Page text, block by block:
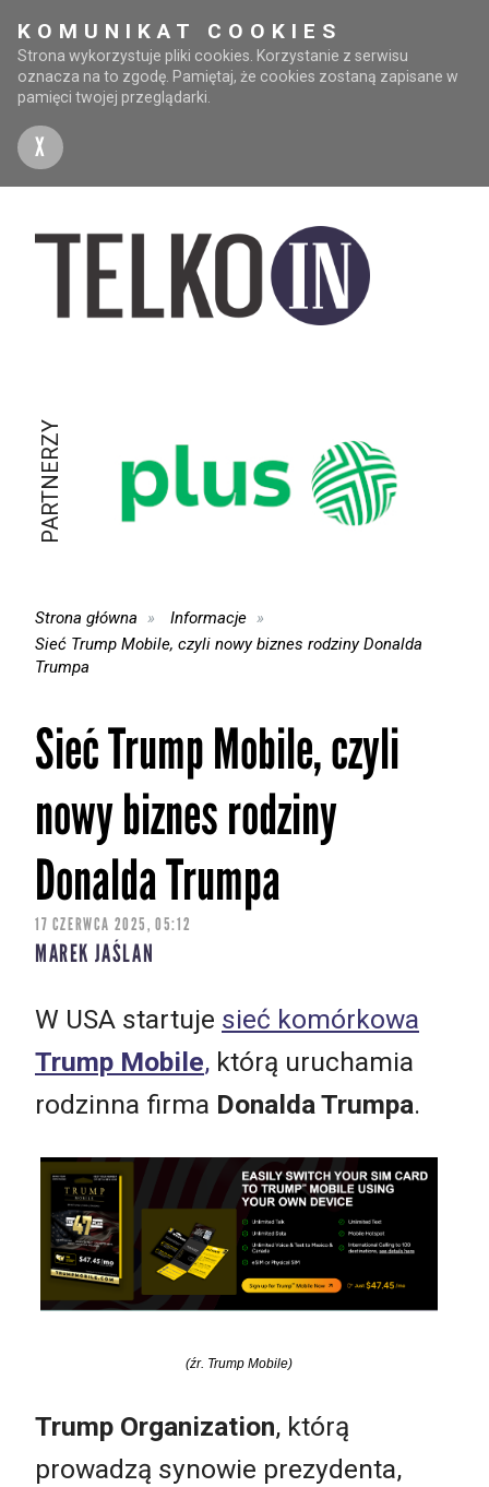
KOMUNIKAT COOKIES
Strona wykorzystuje pliki cookies. Korzystanie z serwisu
oznacza na to zgodę. Pamiętaj, że cookies zostaną zapisane w
pamięci twojej przeglądarki.
X
PARTNERZY
Strona główna
Informacje
Sieć Trump Mobile, czyli nowy biznes rodziny Donalda
Trumpa
Sieć Trump Mobile, czyli
nowy biznes rodziny
Donalda Trumpa
17 CZERWCA 2025, 05:12
MAREK JAŚLAN
W USA startuje sieć komórkowa
Trump Mobile, którą uruchamia
rodzinna firma Donalda Trumpa.
(źr. Trump Mobile)
Trump Organization, którą
prowadzą synowie prezydenta,